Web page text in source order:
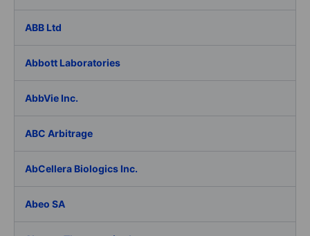
ABB Ltd
Abbott Laboratories
AbbVie Inc.
ABC Arbitrage
AbCellera Biologics Inc.
Abeo SA